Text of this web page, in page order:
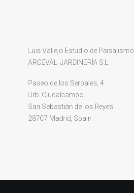
Luis Vallejo Estudio de Paisajismo
ARCEVAL JARDINERÍA S.L
Paseo de los Serbales, 4
Urb. Ciudalcampo
San Sebastián de los Reyes
28707 Madrid, Spain